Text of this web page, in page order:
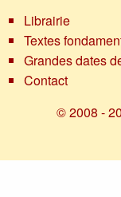
Librairie
Textes
Grandes dates
Contact
© 2008 -